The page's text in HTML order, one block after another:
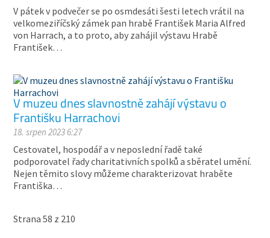
V pátek v podvečer se po osmdesáti šesti letech vrátil na
velkomeziříčský zámek pan hrabě František Maria Alfred
von Harrach, a to proto, aby zahájil výstavu Hrabě
František…
V muzeu dnes slavnostně zahájí výstavu o
Františku Harrachovi
18. srpen 2023 6:27
Cestovatel, hospodář a v neposlední řadě také
podporovatel řady charitativních spolků a sběratel umění.
Nejen těmito slovy můžeme charakterizovat hraběte
Františka…
Strana 58 z 210